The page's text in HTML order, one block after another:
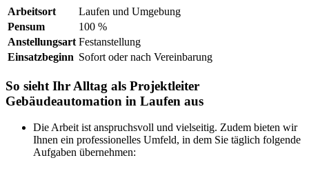
Arbeitsort
Laufen und Umgebung
Pensum
100 %
Anstellungsart Festanstellung
Einsatzbeginn Sofort oder nach Vereinbarung
So sieht Ihr Alltag als Projektleiter
Gebäudeautomation in Laufen aus
Die Arbeit ist anspruchsvoll und vielseitig. Zudem bieten wir
Ihnen ein professionelles Umfeld, in dem Sie täglich folgende
Aufgaben übernehmen: